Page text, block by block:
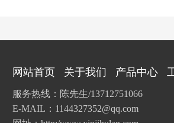
网站首页 关于我们 产品中心
服务热线：陈先生/13712751066
E-MAIL： 1144327352@qq.com